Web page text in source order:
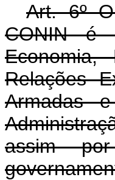
Art. 6º
CONIN é
Relações
Armadas
assim